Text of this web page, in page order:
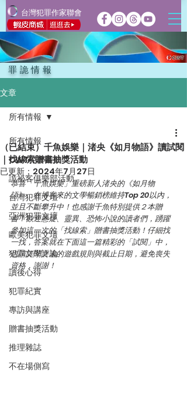
台灣犯罪作家聯會
罪詭情報
文章
所有情報
CWT犯聯活動
詭祕客俱樂部活動
台灣犯罪文壇
亞洲犯罪文壇
歐美犯罪文壇
犯罪文學評論
讀後心得
犯罪紀實
專訪與講座
贈書抽獎活動
推理雜誌
不在場側寫
所有情報
（已結束）千魚娛樂｜渚央《如月物語》讀試閱
｜找線索贈書抽獎活動
已更新： 2024年7月27日
恭喜「千魚娛樂」重磅新人渚央的《如月物
語》，在博客來的文學暢銷榜維持Top 20以內，
並且不斷攀升中！也感謝千魚特別提供２本贈
書！歡迎懸疑、靈異、恐怖小說的讀者們，踴躍
參加這一次的「找線索」贈書抽獎活動！仔細找
一找，答案就在下面這一篇精彩的「試閱」中，
也請詳閱文末的遊戲規則與截止日期，避免喪失
資格，謝謝！